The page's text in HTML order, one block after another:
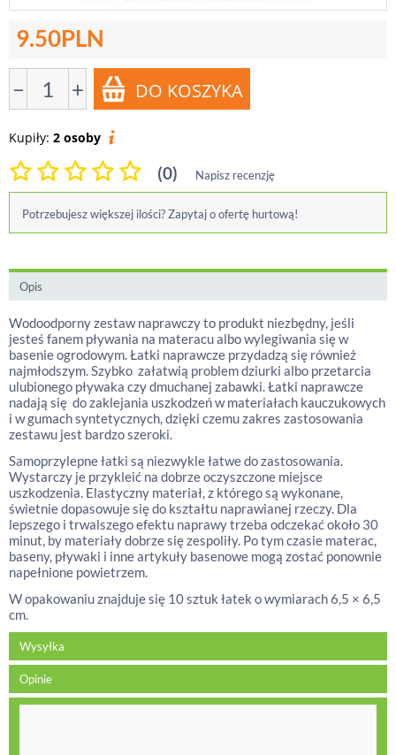
9.50PLN
− +
Kupiły: 2 osoby
(0) Napisz recenzję
Potrzebujesz większej ilości? Zapytaj o ofertę hurtową!
Opis
Wodoodporny zestaw naprawczy to produkt niezbędny, jeśli
jesteś fanem pływania na materacu albo wylegiwania się w
basenie ogrodowym. Łatki naprawcze przydadzą się również
najmłodszym. Szybko załatwią problem dziurki albo przetarcia
ulubionego pływaka czy dmuchanej zabawki. Łatki naprawcze
nadają się do zaklejania uszkodzeń w materiałach kauczukowych
i w gumach syntetycznych, dzięki czemu zakres zastosowania
zestawu jest bardzo szeroki.
Samoprzylepne łatki są niezwykle łatwe do zastosowania.
Wystarczy je przykleić na dobrze oczyszczone miejsce
uszkodzenia. Elastyczny materiał, z którego są wykonane,
świetnie dopasowuje się do kształtu naprawianej rzeczy. Dla
lepszego i trwalszego efektu naprawy trzeba odczekać około 30
minut, by materiały dobrze się zespoliły. Po tym czasie materac,
baseny, pływaki i inne artykuły basenowe mogą zostać ponownie
napełnione powietrzem.
W opakowaniu znajduje się 10 sztuk łatek o wymiarach 6,5 × 6,5
cm.
Wysyłka
Opinie